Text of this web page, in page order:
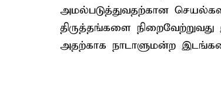
அமல்படுத்துவதற்கான
திருத்தங்களை
அதற்காக நாடாளுமன்ற